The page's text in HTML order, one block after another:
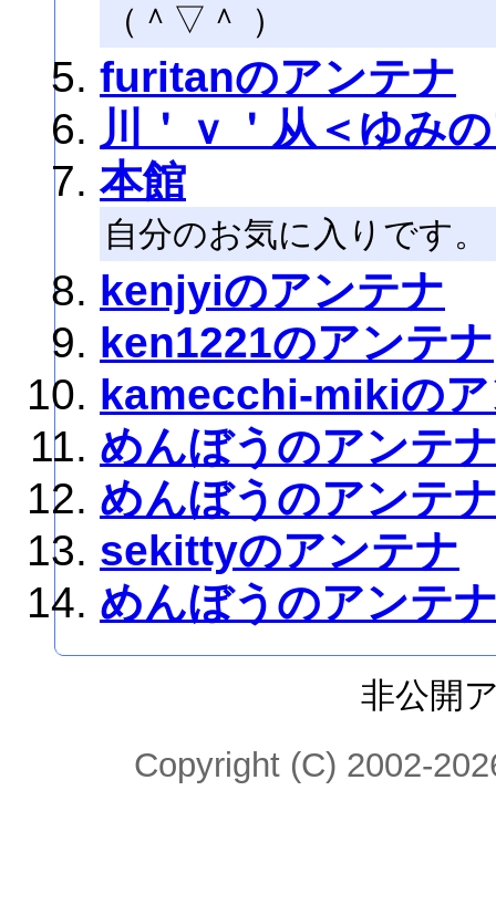
（＾▽＾ ）
furitanのアンテナ
川＇ｖ＇从＜ゆみ
本館
自分のお気に入りです。
kenjyiのアンテナ
ken1221のアンテナ
kamecchi-mikiの
めんぼうのアンテ
めんぼうのアンテ
sekittyのアンテナ
めんぼうのアンテ
非公開
Copyright (C) 2002-